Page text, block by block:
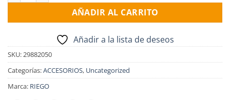
AÑADIR AL CARRITO
Añadir a la lista de deseos
SKU: 29882050
Categorías:ACCESORIOS, Uncategorized
Marca: RIEGO